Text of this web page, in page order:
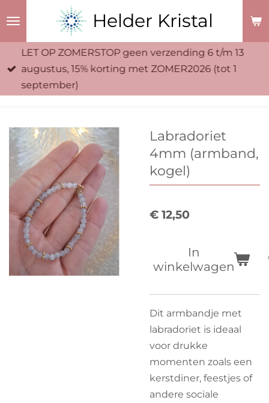
naar
Helder Kristal
LET OP ZOMERSTOP geen verzending 6 t/m 13
augustus, 15% korting met ZOMER2026 (tot 1
september)
Labradoriet
4mm (armband,
kogel)
€ 12,50
In
winkelwagen
Dit armbandje met
labradoriet is ideaal
voor drukke
momenten zoals een
kerstdiner, feestjes of
andere sociale